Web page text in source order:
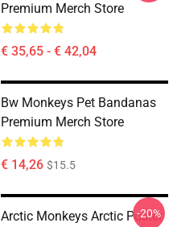
Premium Merch Store
€ 35,65 - € 42,04
Bw Monkeys Pet Bandanas
Premium Merch Store
€ 14,26 $15.5
Arctic Monkeys Arctic Poster
-20%